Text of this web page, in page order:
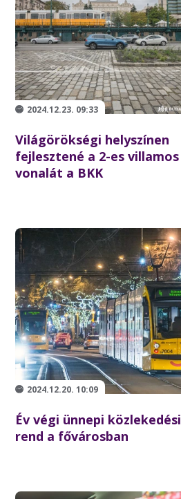
2024.12.23. 09:33
Világörökségi helyszínen
fejlesztené a 2-es villamos
vonalát a BKK
2024.12.20. 10:09
Év végi ünnepi közlekedési
rend a fővárosban